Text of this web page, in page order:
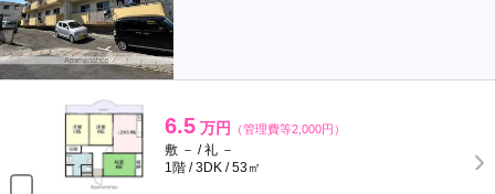
6.5 万円 （管理費等2,000円）
敷 － / 礼 －
1階 / 3DK / 53㎡